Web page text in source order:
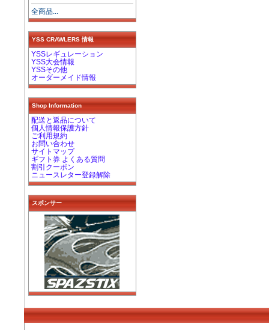
全商品...
YSS CRAWLERS 情報
YSSレギュレーション
YSS大会情報
YSSその他
オーダーメイド情報
Shop Information
配送と返品について
個人情報保護方針
ご利用規約
お問い合わせ
サイトマップ
ギフト券 よくある質問
割引クーポン
ニュースレター登録解除
スポンサー